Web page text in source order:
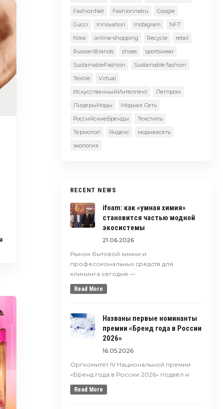
FashionNet
Fashionnetru
Google
Gucci
Innovation Instagram
NFT
Nike
online-shopping Recycle
retail
RussianBrands
shoes
sportswear
SustainableFashion
Sustainable fashion
Textile
Virtual
ИскусственныйИнтеллект
Легпром
ЛидерыМоды
Модная Сеть
РоссийскиеБренды
Текстиль
Термопол
Яндекс
моднаясеть
экология
RECENT NEWS
ifoam: как «умная химия»
становится частью модной
экосистемы
21.06.2026
Рынок бытовой химии и
профессиональных средств для
клининга сегодня —
Read More
Названы первые номинанты
премии «Бренд года в России
2026»
16.05.2026
Оргкомитет IV Национальной премии
«Бренд года в России 2026» подвёл и
Read More